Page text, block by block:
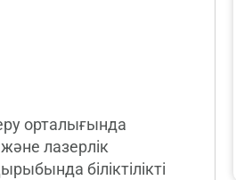
орталығында
лазерлік
біліктілікті